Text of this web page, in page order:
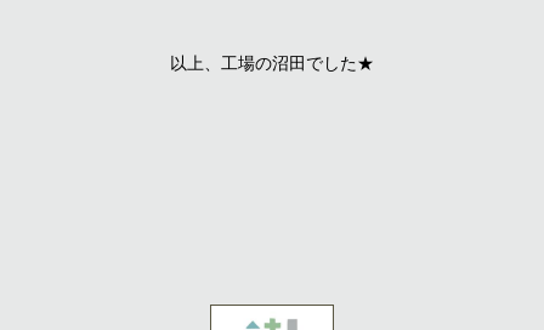
以上、工場の沼田でした★